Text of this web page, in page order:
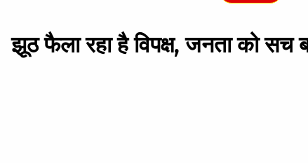
झूठ फैला रहा है विपक्ष, जनता को सच